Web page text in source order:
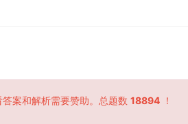
案和解析需要赞助。总题数 18894 ！